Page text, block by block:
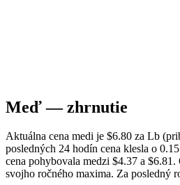
Meď — zhrnutie
Aktuálna cena medi je $6.80 za Lb
posledných 24 hodín cena klesla o
cena pohybovala medzi $4.37 a $6.81.
svojho ročného maxima. Za posledný